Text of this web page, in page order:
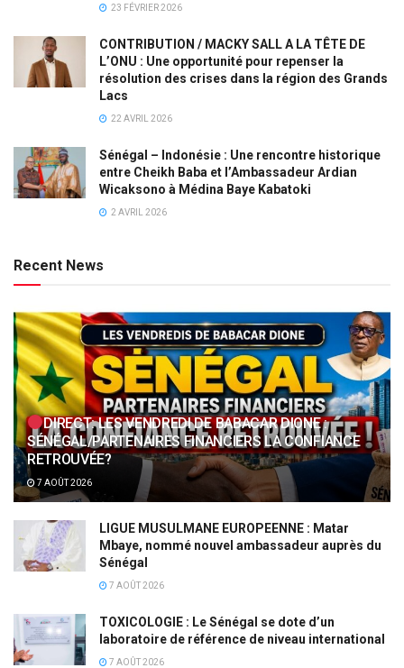
23 FÉVRIER 2026
CONTRIBUTION / MACKY SALL A LA TÊTE DE
L’ONU : Une opportunité pour repenser la
résolution des crises dans la région des Grands
Lacs
22 AVRIL 2026
Sénégal – Indonésie : Une rencontre historique
entre Cheikh Baba et l’Ambassadeur Ardian
Wicaksono à Médina Baye Kabatoki
2 AVRIL 2026
Recent News
DIRECT: LES VENDREDI DE BABACAR DIONE :
SÉNÉGAL/PARTENAIRES FINANCIERS LA CONFIANCE
RETROUVÉE?
7 AOÛT 2026
LIGUE MUSULMANE EUROPEENNE : Matar
Mbaye, nommé nouvel ambassadeur auprès du
Sénégal
7 AOÛT 2026
TOXICOLOGIE : Le Sénégal se dote d’un
laboratoire de référence de niveau international
7 AOÛT 2026